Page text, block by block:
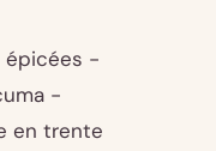
épicées -
-
en trente